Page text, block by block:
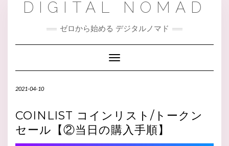
DIGITAL NOMAD
ゼロから始める デジタルノマド
Toggle Navigation
2021-04-10
COINLIST コインリスト/トークン
セール【②当日の購入手順】